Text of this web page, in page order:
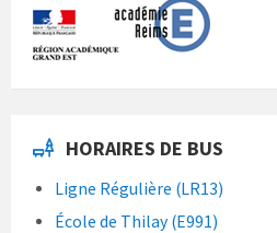
HORAIRES DE BUS
Ligne Régulière (LR13)
École de Thilay (E991)